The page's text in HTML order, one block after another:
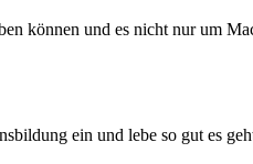
können und es nicht nur um
ein und lebe so gut es